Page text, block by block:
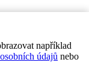
například
údajů nebo